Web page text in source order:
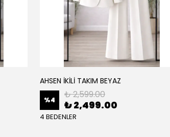
AHSEN İKİLİ TAKIM BEYAZ
%4 ₺ 2,599.00
₺ 2,499.00
4 BEDENLER